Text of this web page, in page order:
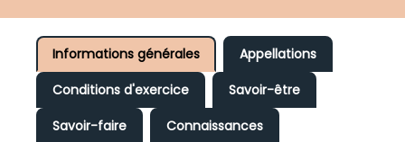
Informations générales
Appellations
Conditions d'exercice
Savoir-être
Savoir-faire
Connaissances